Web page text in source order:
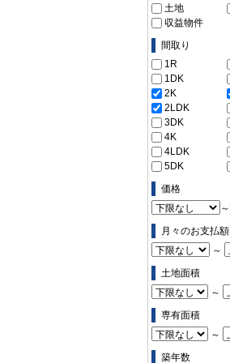
土地
収益物件
間取り
1R
1DK
2K
2LDK
3DK
4K
4LDK
5DK
価格
～
月々のお支払額
～
土地面積
～
専有面積
～
築年数